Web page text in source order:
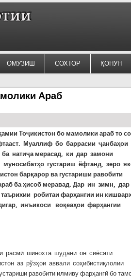
ОМӮЗИШ СОХТОР ҚОНУН
Араб
Тоҷикистон бо мамолики араб то
Муаллиф бо баррасии ҷанбаҳои
натиҷа мерасад, ки дар замони
муносибатҳо густариш ёфтанд, зеро
барқарор ва густариши равобити
ба ҳисоб меравад. Дар ин зимн, дар
робитаи фарҳангии ин
инъикоси воқеаҳои фарҳангии
расмӣ шинохта шудани он сиёсати
аз рўзҳои аввали соҳибистиқлолии
равобити илмиву фарҳангӣ бо